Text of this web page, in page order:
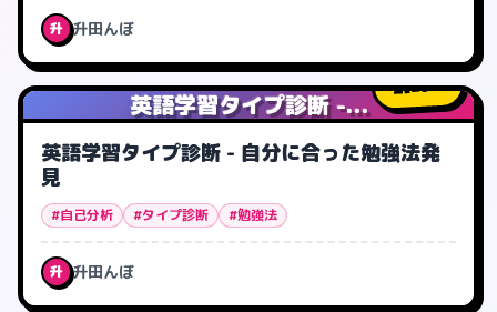
升 升田んぼ
英語学習タイプ診断 -...
29人
英語学習タイプ診断 - 自分に合った勉強法発
見
#自己分析 #タイプ診断 #勉強法
升 升田んぼ